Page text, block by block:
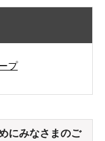
プ
にみなさまのご